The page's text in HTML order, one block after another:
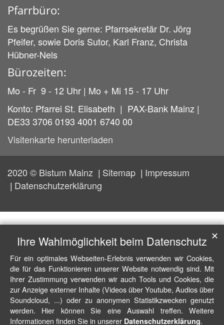
Pfarrbüro:
Es begrüßen Sie gerne: Pfarrsekretär Dr. Jörg
Pfeifer, sowie Doris Sutor, Karl Franz, Christa
Hübner-Nels
Bürozeiten:
Mo - Fr 9 - 12 Uhr | Mo + Mi 15 - 17 Uhr
Konto: Pfarrei St. Elisabeth | PAX-Bank Mainz |
DE33 3706 0193 4001 6740 00
Visitenkarte herunterladen
2020 © Bistum Mainz Sitemap
Impressum
Datenschutzerklärung
Ihre Wahlmöglichkeit beim Datenschutz
Für ein optimales Webseiten-Erlebnis verwenden wir Cookies,
die für das Funktionieren unserer Website notwendig sind. Mit
Ihrer Zustimmung verwenden wir auch Tools und Cookies, die
zur Anzeige externer Inhalte (Videos über Youtube, Audios über
Soundcloud, ...) oder zu anonymen Statistikzwecken genutzt
werden. Hier können Sie eine Auswahl treffen. Weitere
Informationen finden Sie in unserer Datenschutzerklärung.
✕